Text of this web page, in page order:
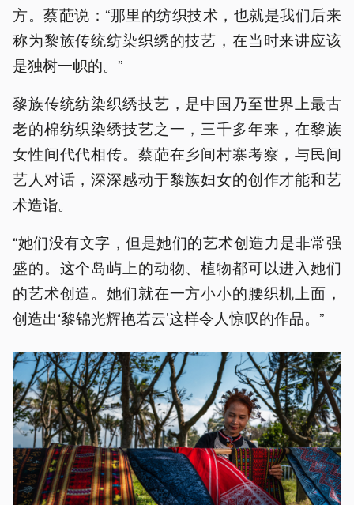
方。蔡葩说：“那里的纺织技术，也就是我们后来
称为黎族传统纺染织绣的技艺，在当时来讲应该
是独树一帜的。”
黎族传统纺染织绣技艺，是中国乃至世界上最古
老的棉纺织染绣技艺之一，三千多年来，在黎族
女性间代代相传。蔡葩在乡间村寨考察，与民间
艺人对话，深深感动于黎族妇女的创作才能和艺
术造诣。
“她们没有文字，但是她们的艺术创造力是非常强
盛的。这个岛屿上的动物、植物都可以进入她们
的艺术创造。她们就在一方小小的腰织机上面，
创造出‘黎锦光辉艳若云’这样令人惊叹的作品。”